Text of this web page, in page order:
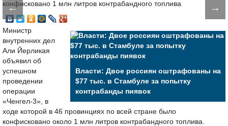
← →
Власти: Двое россиян оштрафованы на
$77 тыс. в Стамбуле за попытку
контрабанды пиявок
Министр
внутренних дел
Али Йерликая
объявил об
успешном
проведении
операции
«Ченгел-3», в
ходе которой в 46 провинциях по всей стране было
конфисковано около 1 млн литров контрабандного топлива.